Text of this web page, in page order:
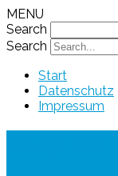
MENU
Search
Search
Start
Datenschutz
Impressum